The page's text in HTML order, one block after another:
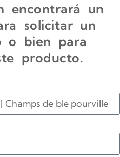
encontrará un
solicitar un
o bien para
producto.